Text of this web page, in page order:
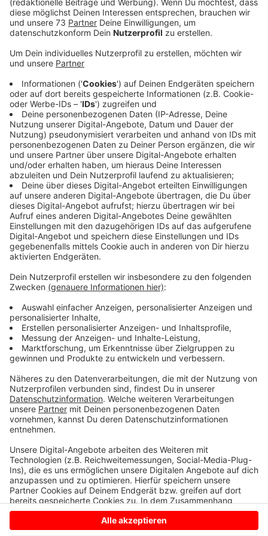
Veröffentlicht:Mittwoch, 13.10.2021 14:50
Der gesuchte Mann stieg am Rathaus in
Wesel aus dem Bus
Anzeige
Passiert ist das Ganze auf dem Weg von Bocholt nach
Wesel gegen 15 Uhr 45 und 16 Uhr 20. Der Täter war
am Bahnhof in Bocholt zugestiegen. Zuerst setzte er
sich neben eine 21-Jährige und belästigte sie. Als die
junge Frau in Hamminkeln ausstieg, suchte sich der
Unbekannte das nächste Opfer, diesmal eine 42-
Jährige. Der Sexualtäter ist am Rathaus in Wesel aus
dem Bus ausgestiegen.
des Mannes: 45 - 60 Jahre alt, ca. 1 Meter 80 groß
mit einer normalen Figur. Er trug eine helle
Schirmmütze, dunkle Jeans, eine dunkle Steppjacke
und eine weiße Mund-Nasen-Maske. Der Mann soll
außerdem akzentfrei Deutsch gesprochen und beim
Gehen gehinkt haben. Hinweise bitte an die Polizei in
Wesel unter 0281 / 107-0.
Anzeige
Anzeige